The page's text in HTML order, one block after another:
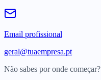
Email profissional
geral@tuaempresa.pt
Não sabes por onde começar?